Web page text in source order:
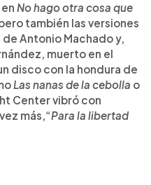
No hago otra cosa que
también las versiones
Antonio Machado y,
muerto en el
disco con la hondura de
Las nanas de la cebolla o
Center vibró con
más,“Para la libertad